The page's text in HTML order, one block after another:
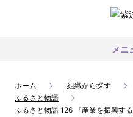
メニ
ホーム 組織から探す
ふるさと物語
ふるさと物語 126 『産業を振興す